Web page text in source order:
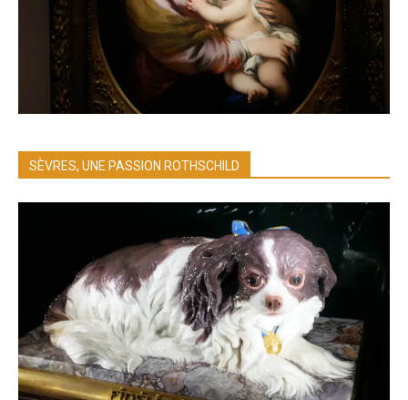
SÈVRES, UNE PASSION ROTHSCHILD